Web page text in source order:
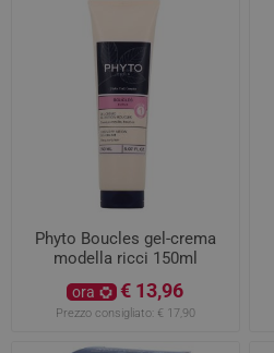
Phyto Boucles gel-crema
modella ricci 150ml
ora € 13,96
Prezzo consigliato: € 17,90